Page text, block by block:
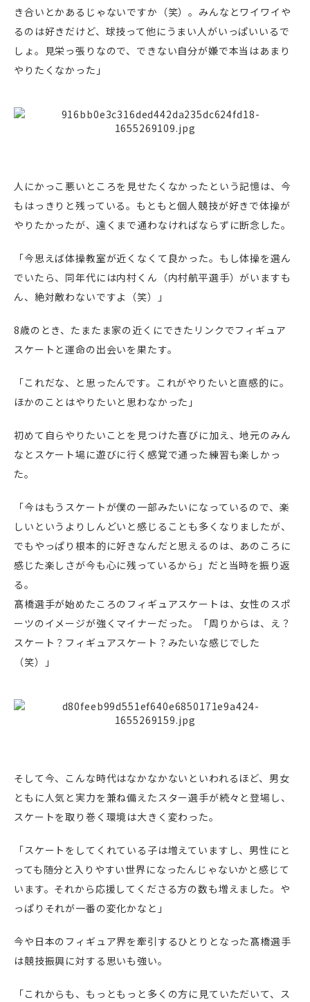
き合いとかあるじゃないですか（笑）。みんなとワイワイや
るのは好きだけど、球技って他にうまい人がいっぱいいるで
しょ。見栄っ張りなので、できない自分が嫌で本当はあまり
やりたくなかった」
人にかっこ悪いところを見せたくなかったという記憶は、今
もはっきりと残っている。もともと個人競技が好きで体操が
やりたかったが、遠くまで通わなければならずに断念した。
「今思えば体操教室が近くなくて良かった。もし体操を選ん
でいたら、同年代には内村くん（内村航平選手）がいますも
ん、絶対敵わないですよ（笑）」
8歳のとき、たまたま家の近くにできたリンクでフィギュア
スケートと運命の出会いを果たす。
「これだな、と思ったんです。これがやりたいと直感的に。
ほかのことはやりたいと思わなかった」
初めて自らやりたいことを見つけた喜びに加え、地元のみん
なとスケート場に遊びに行く感覚で通った練習も楽しかっ
た。
「今はもうスケートが僕の一部みたいになっているので、楽
しいというよりしんどいと感じることも多くなりましたが、
でもやっぱり根本的に好きなんだと思えるのは、あのころに
感じた楽しさが今も心に残っているから」だと当時を振り返
る。
髙橋選手が始めたころのフィギュアスケートは、女性のスポ
ーツのイメージが強くマイナーだった。「周りからは、え？
スケート？フィギュアスケート？みたいな感じでした
（笑）」
そして今、こんな時代はなかなかないといわれるほど、男女
ともに人気と実力を兼ね備えたスター選手が続々と登場し、
スケートを取り巻く環境は大きく変わった。
「スケートをしてくれている子は増えていますし、男性にと
っても随分と入りやすい世界になったんじゃないかと感じて
います。それから応援してくださる方の数も増えました。や
っぱりそれが一番の変化かなと」
今や日本のフィギュア界を牽引するひとりとなった髙橋選手
は競技振興に対する思いも強い。
「これからも、もっともっと多くの方に見ていただいて、ス